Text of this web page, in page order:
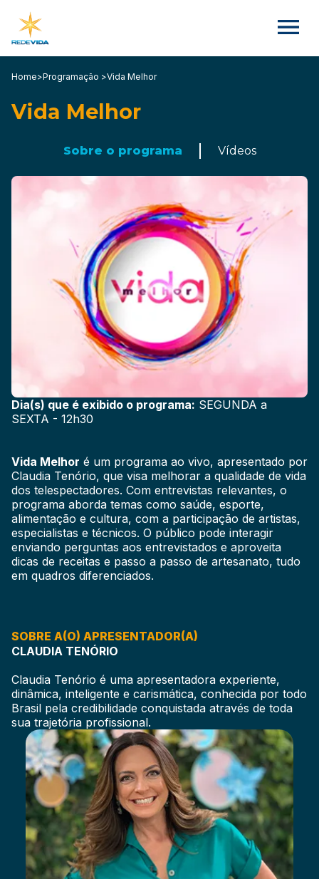
Home>Programação >Vida Melhor
Vida Melhor
Sobre o programa Vídeos
Dia(s) que é exibido o programa: SEGUNDA a
SEXTA - 12h30
Vida Melhor é um programa ao vivo, apresentado por
Claudia Tenório, que visa melhorar a qualidade de vida
dos telespectadores. Com entrevistas relevantes, o
programa aborda temas como saúde, esporte,
alimentação e cultura, com a participação de artistas,
especialistas e técnicos. O público pode interagir
enviando perguntas aos entrevistados e aproveita
dicas de receitas e passo a passo de artesanato, tudo
em quadros diferenciados.
SOBRE A(O) APRESENTADOR(A)
CLAUDIA TENÓRIO
Claudia Tenório é uma apresentadora experiente,
dinâmica, inteligente e carismática, conhecida por todo
Brasil pela credibilidade conquistada através de toda
sua trajetória profissional.